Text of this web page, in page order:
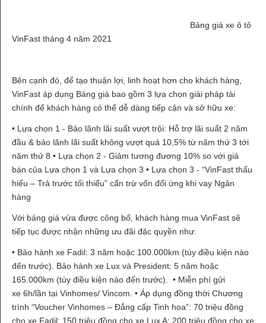
Bảng giá xe ô tô
VinFast tháng 4 năm 2021
Bên cạnh đó, để tạo thuận lợi, linh hoạt hơn cho khách hàng,
VinFast áp dụng Bảng giá bao gồm 3 lựa chọn giải pháp tài
chính để khách hàng có thể dễ dàng tiếp cận và sở hữu xe:
• Lựa chọn 1 - Bảo lãnh lãi suất vượt trội: Hỗ trợ lãi suất 2 năm
đầu & bảo lãnh lãi suất không vượt quá 10,5% từ năm thứ 3 tới
năm thứ 8 • Lựa chọn 2 - Giảm tương đương 10% so với giá
bán của Lựa chọn 1 và Lựa chọn 3 • Lựa chọn 3 - “VinFast thấu
hiểu – Trả trước tối thiểu” cấn trừ vốn đối ứng khi vay Ngân
hàng
Với bảng giá vừa được công bố, khách hàng mua VinFast sẽ
tiếp tục được nhận những ưu đãi đặc quyền như:
• Bảo hành xe Fadil: 3 năm hoặc 100.000km (tùy điều kiện nào
đến trước). Bảo hành xe Lux và President: 5 năm hoặc
165.000km (tùy điều kiện nào đến trước). • Miễn phí gửi
xe 6h/lần tại Vinhomes/ Vincom. • Áp dụng đồng thời Chương
trình “Voucher Vinhomes – Đẳng cấp Tinh hoa”: 70 triệu đồng
cho xe Fadil; 150 triệu đồng cho xe Lux A; 200 triệu đồng cho xe